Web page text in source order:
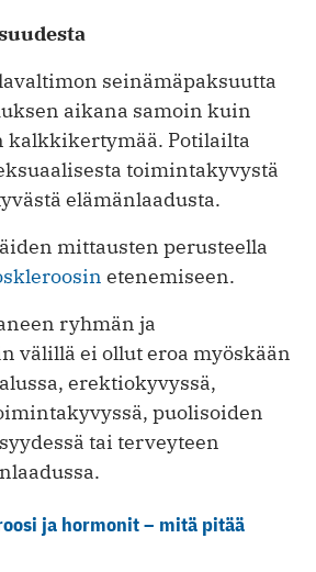
seinämäpaksuutta
aikana samoin kuin
kalkkikertymää. Potilailta
toimintakyvystä
elämänlaadusta.
mittausten perusteella
etenemiseen.
ryhmän ja
välillä ei ollut eroa myöskään
erektiokyvyssä,
puolisoiden
tai terveyteen
ja hormonit – mitä pitää